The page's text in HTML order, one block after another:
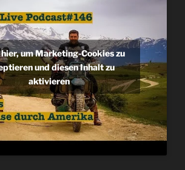
um Marketing-Cookies zu
und diesen Inhalt zu
aktivieren